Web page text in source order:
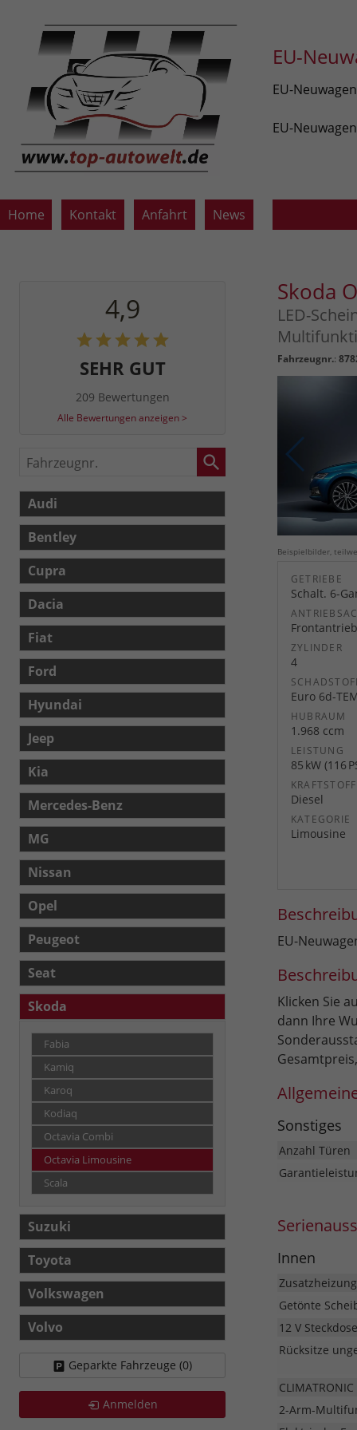
EU-
EU-
EU-
Home Kontakt Anfahrt News
Skoda
LED-
Fahrzeugnr.:
Beispielbilder,
GETRIEBE
Schalt. 6-
Frontantrieb
ZYLINDER
4
Euro 6d-
HUBRAUM
1.968 ccm
LEISTUNG
85 kW (116
KRAFTSTOFF
Diesel
KATEGORIE
Limousine
EU-
Klicken Sie
dann Ihre
Sonstiges
Anzahl Türen
Innen
Getönte
12 V
Rücksitze
2-Arm-
4,9
SEHR GUT
209 Bewertungen
Alle Bewertungen anzeigen >
Fahrzeugnr.
Audi
Bentley
Cupra
Dacia
Fiat
Ford
Hyundai
Jeep
Kia
Mercedes-Benz
MG
Nissan
Opel
Peugeot
Seat
Skoda
Fabia
Kamiq
Karoq
Kodiaq
Octavia Combi
Octavia Limousine
Scala
Suzuki
Toyota
Volkswagen
Volvo
Geparkte Fahrzeuge (0)
Anmelden